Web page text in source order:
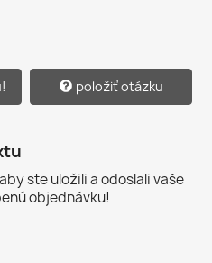
položiť otázku
ste uložili a odoslali vaše
objednávku!